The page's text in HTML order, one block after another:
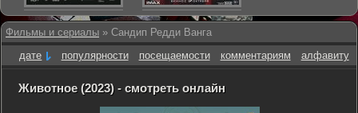
Фильмы и сериалы » Сандип Редди Ванга
дате
популярности посещаемости комментариям алфавиту
Животное (2023) - смотреть онлайн